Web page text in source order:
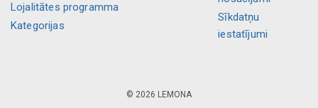
Lojalitātes programma
Kategorijas
Sīkdatņu
iestatījumi
© 2026 LEMONA